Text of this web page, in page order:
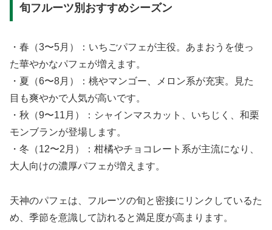
旬フルーツ別おすすめシーズン
・春（3〜5月）：いちごパフェが主役。あまおうを使っ
た華やかなパフェが増えます。
・夏（6〜8月）：桃やマンゴー、メロン系が充実。見た
目も爽やかで人気が高いです。
・秋（9〜11月）：シャインマスカット、いちじく、和栗
モンブランが登場します。
・冬（12〜2月）：柑橘やチョコレート系が主流になり、
大人向けの濃厚パフェが増えます。
天神のパフェは、フルーツの旬と密接にリンクしているた
め、季節を意識して訪れると満足度が高まります。